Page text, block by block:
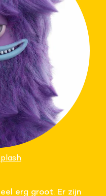
erg groot. Er zijn